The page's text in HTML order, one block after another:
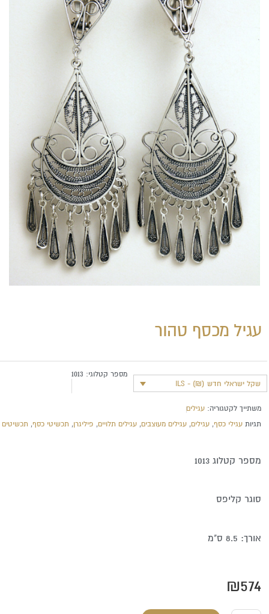
עגיל מכסף טהור
שקל ישראלי חדש (₪) - ILS
מספר קטלוגי:1013
משתייך לקטגוריה: עגילים
תגיות עגילי כסף,עגילים,עגילים מעוצבים,עגילים תלויים,פיליגרן,תכשיטי כסף,תכשיטים
מספר קטלוג 1013
סוגר קליפס
אורך: 8.5 ס"מ
₪574